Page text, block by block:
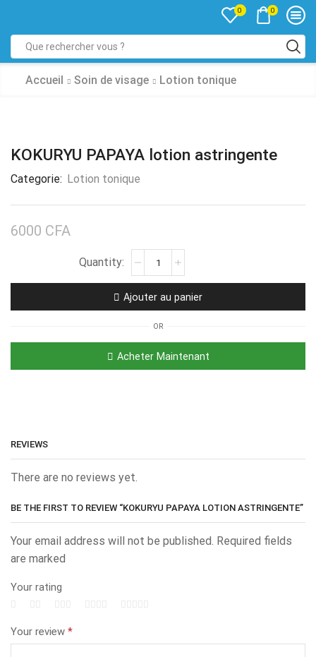
0 0
Accueil Soin de visage Lotion tonique
KOKURYU PAPAYA lotion astringente
Categorie: Lotion tonique
6000 CFA
Ajouter au panier
OR
Acheter Maintenant
REVIEWS
There are no reviews yet.
BE THE FIRST TO REVIEW “KOKURYU PAPAYA LOTION ASTRINGENTE”
Your email address will not be published. Required fields
are marked
Your rating
Your review *